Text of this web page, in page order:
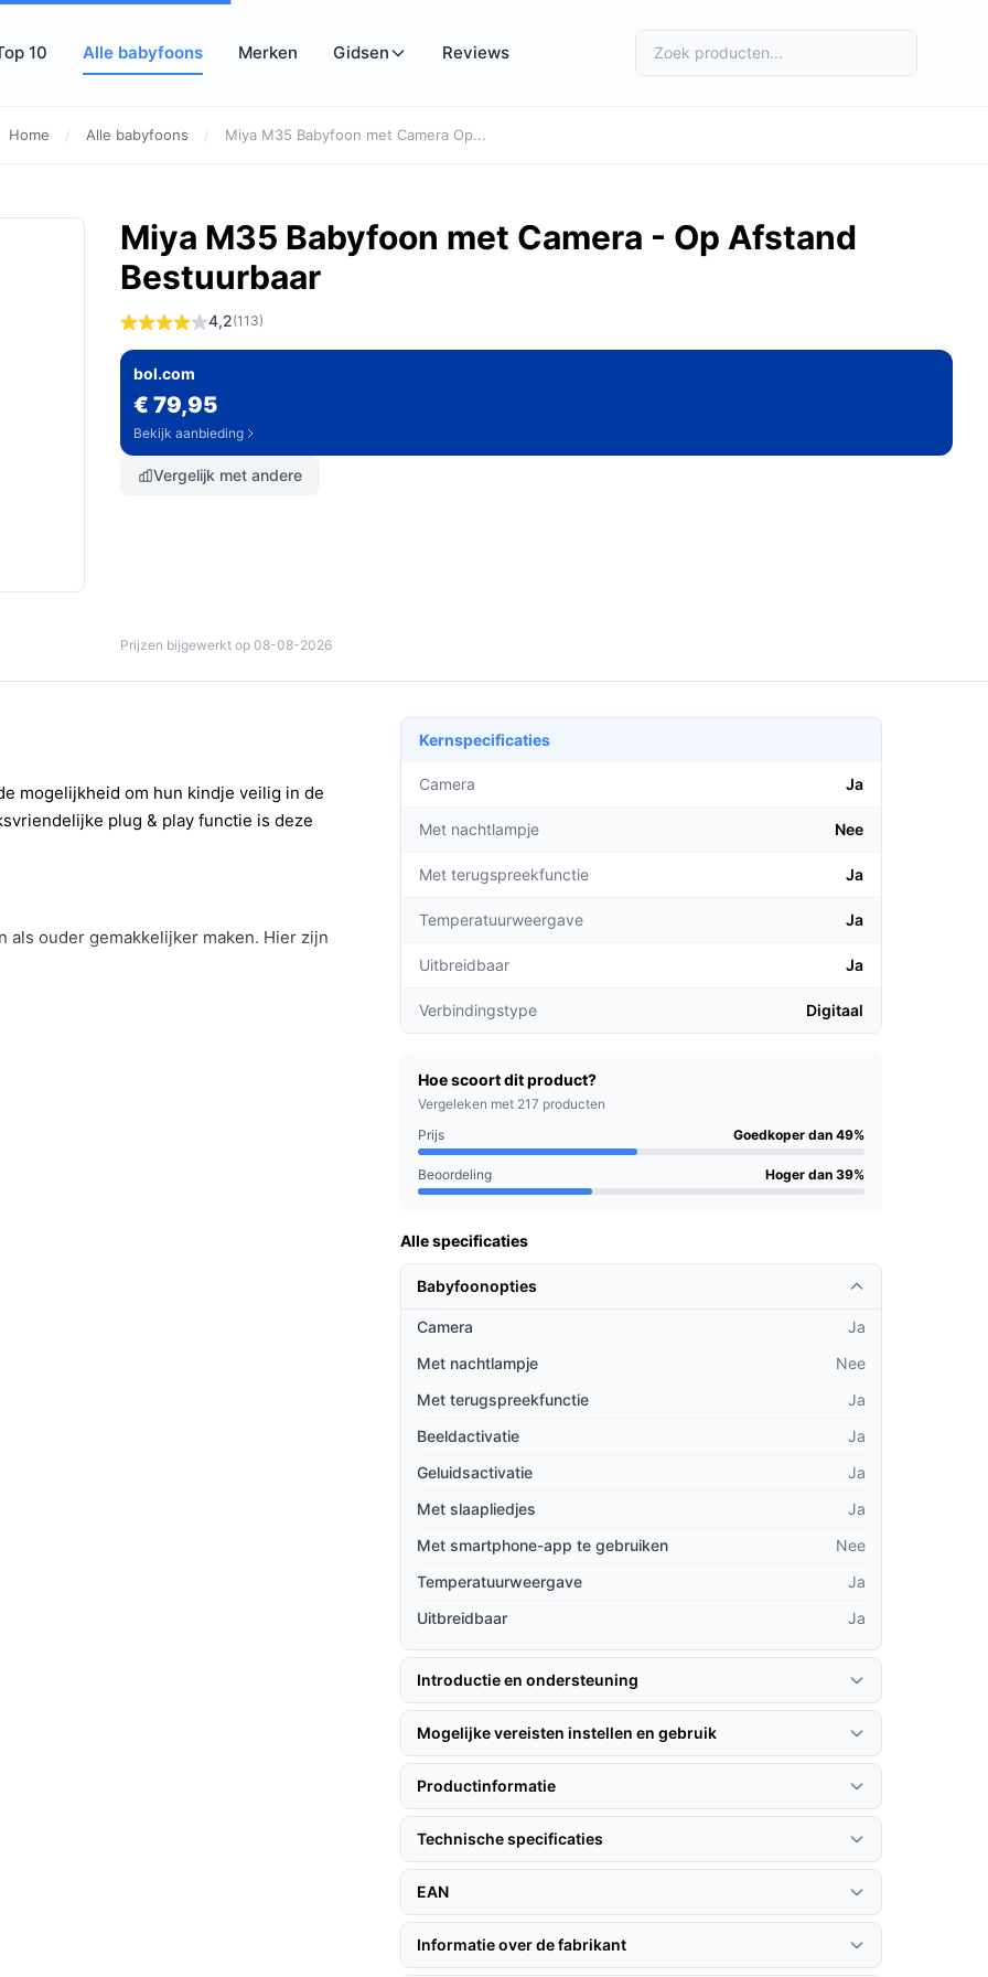
10 Alle babyfoons Merken Gidsen Reviews
Home / Alle babyfoons / Miya M35 Babyfoon met Camera Op...
Miya M35 Babyfoon met Camera - Op Afstand
Bestuurbaar
4,2(113)
bol.com
€ 79,95
Bekijk aanbieding
Vergelijk met andere
Prijzen bijgewerkt op 08-08-2026
mogelijkheid om hun kindje veilig in de
plug & play functie is deze
als ouder gemakkelijker maken. Hier zijn
Kernspecificaties
Camera Ja
Met nachtlampje Nee
Met terugspreekfunctie Ja
Temperatuurweergave Ja
Uitbreidbaar Ja
Verbindingstype Digitaal
Hoe scoort dit product?
Vergeleken met 217 producten
Prijs
Goedkoper dan 49%
Beoordeling Hoger dan 39%
Alle specificaties
Babyfoonopties
Camera
Ja
Met nachtlampje
Nee
Met terugspreekfunctie
Ja
Beeldactivatie
Ja
Geluidsactivatie
Ja
Met slaapliedjes
Ja
Met smartphone-app te gebruiken
Nee
Temperatuurweergave
Ja
Uitbreidbaar
Ja
Introductie en ondersteuning
Mogelijke vereisten instellen en gebruik
Productinformatie
Technische specificaties
EAN
Informatie over de fabrikant